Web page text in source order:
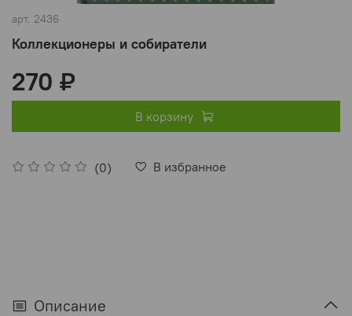
арт. 2436
Коллекционеры и собиратели
(0) В избранное
270 ₽
В корзину
Описание